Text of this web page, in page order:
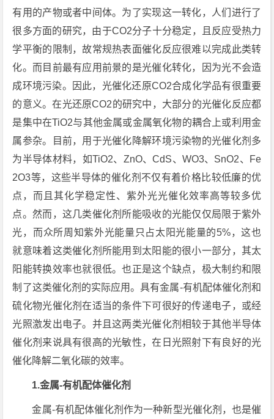
有用的产物或者中间体。为了实现这一转化，人们进行了
很多方面的研究，由于CO2分子十分稳定，且反应受热力
学平衡的限制，故常规热表面催化反应很难以完成此类转
化。而目前最有应用前景的是光催化转化，因为光不会造
成环境污染。因此，光催化还原CO2合成化学品有很重要
的意义。在光还原CO2的研究中，大部分的光催化反应都
是集中在TiO2与其他金属或金属氧化物的耦合上或利用金
属参杂。目前，用于光催化降解环境污染物的光催化剂多
为半导体材料，如TiO2、ZnO、CdS、WO3、SnO2、Fe
2O3等，这些半导体的催化剂不仅有着价格比较低廉的优
点，而且其化学稳定性、紫外光光催化效率高等较多优
点。然而，这几类催化剂所能吸收的光能仅仅局限于紫外
光，而众所周知紫外光能量只占太阳光能量的5%，这也
就意味着这类催化剂所能用到太阳能的很小一部分，其太
阳能转换效率也就很低。也正是这个缺点，极大制约和限
制了这类催化剂的实际应用。具有金属-有机配体催化剂和
硫化物光催化剂在适当的条件下可很好的传递电子，或经
光照激发出电子。并且这两类光催化剂相较于其他半导体
催化剂来说具有很高的光敏性，在日光照射下有良好的光
催化降解二氧化碳的效率。
1.金属-有机配体催化剂
金属-有机配体催化剂作为一种新型光催化剂，也是催